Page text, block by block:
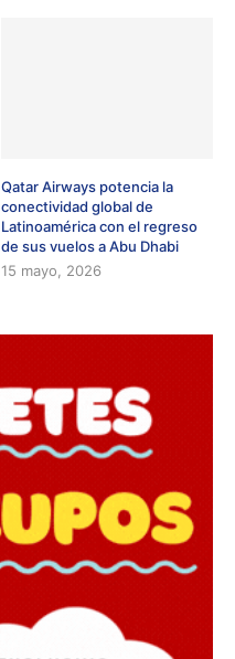
Qatar Airways potencia la
conectividad global de
Latinoamérica con el regreso
de sus vuelos a Abu Dhabi
15 mayo, 2026